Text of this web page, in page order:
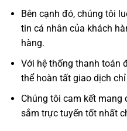
Bên cạnh đó, chúng tôi
tin cá nhân của khách
hàng.
Với hệ thống thanh toán
thể hoàn tất giao dịch
Chúng tôi cam kết
sắm trực tuyến tốt nhất